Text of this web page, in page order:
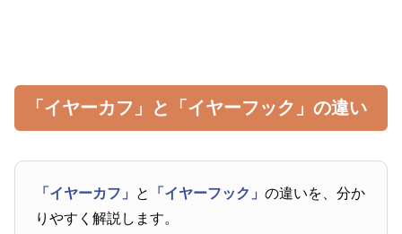
「イヤーカフ」と「イヤーフック」の違い
「イヤーカフ」 と 「イヤーフック」の違いを、分か
りやすく解説します。